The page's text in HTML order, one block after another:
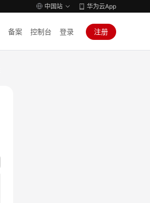
中国站 华为云App
备案 控制台 登录 注册